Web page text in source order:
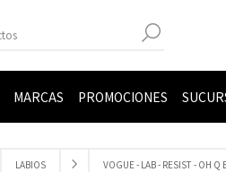
MARCAS PROMOCIONES
LABIOS VOGUE - LAB - RESIST - OH Q